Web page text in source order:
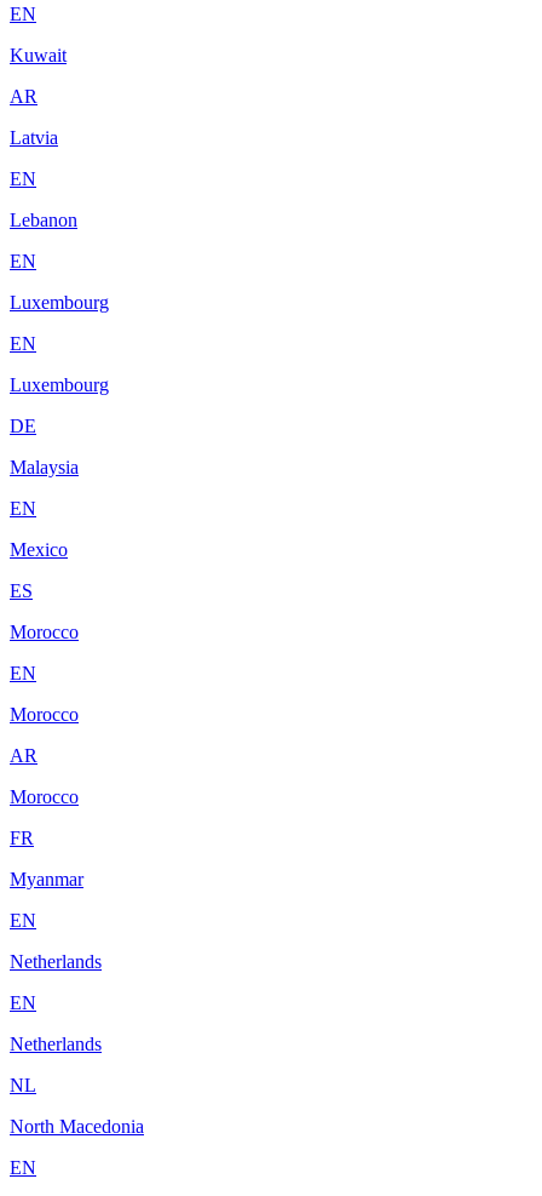
EN
Kuwait
AR
Latvia
EN
Lebanon
EN
Luxembourg
EN
Luxembourg
DE
Malaysia
EN
Mexico
ES
Morocco
EN
Morocco
AR
Morocco
FR
Myanmar
EN
Netherlands
EN
Netherlands
NL
North Macedonia
EN